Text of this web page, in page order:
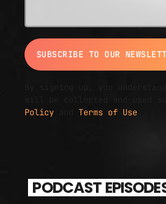
Policy
Terms of Use
PODCAST